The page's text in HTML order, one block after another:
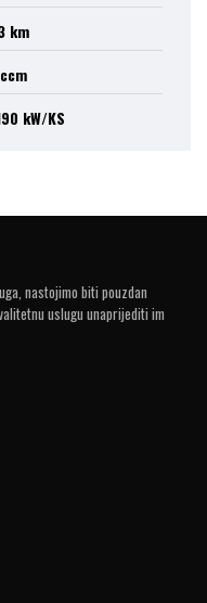
km
kW/KS
nastojimo biti pouzdan
uslugu unaprijediti im